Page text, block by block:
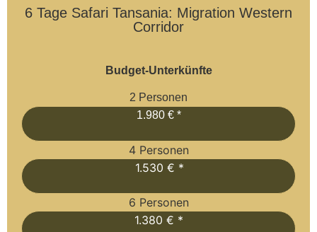
6 Tage Safari Tansania: Migration Western
Corridor
Budget-Unterkünfte
2 Personen
1.980 € *
4 Personen
1.530 € *
6 Personen
1.380 € *